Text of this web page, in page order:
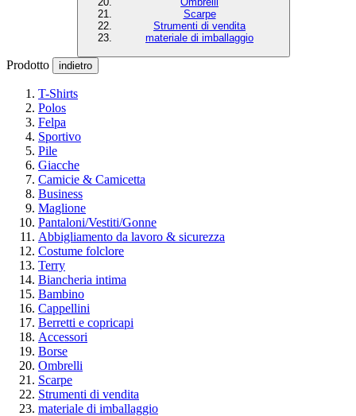
Scarpe
Strumenti di vendita
materiale di imballaggio
Prodotto indietro
T-Shirts
Polos
Felpa
Sportivo
Pile
Giacche
Camicie & Camicetta
Business
Maglione
Pantaloni/Vestiti/Gonne
Abbigliamento da lavoro & sicurezza
Costume folclore
Terry
Biancheria intima
Bambino
Cappellini
Berretti e copricapi
Accessori
Borse
Ombrelli
Scarpe
Strumenti di vendita
materiale di imballaggio